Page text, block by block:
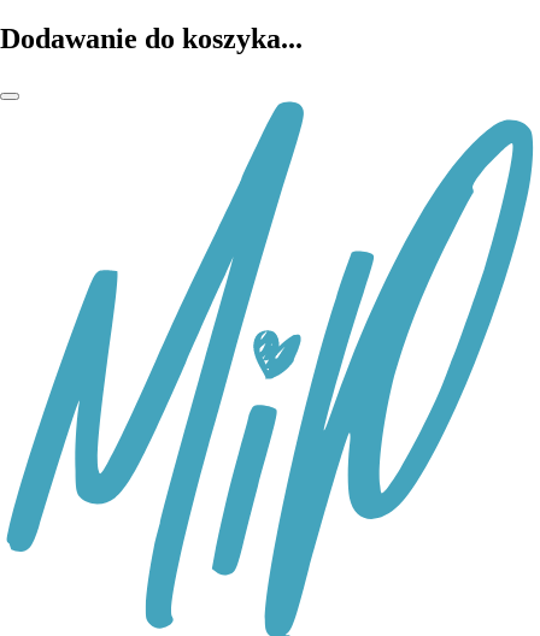
Dodawanie do koszyka...